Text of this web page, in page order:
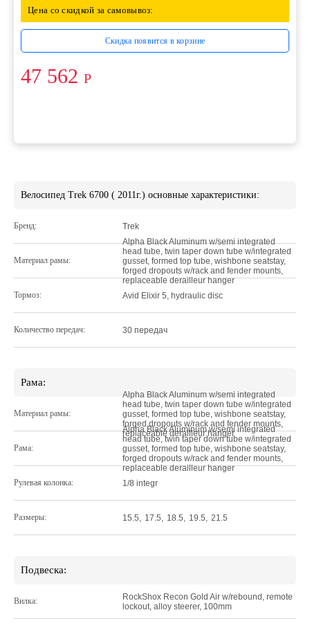
Цена со скидкой за самовывоз:
Скидка появится в корзине
47 562 Р
Велосипед Trek 6700 ( 2011г.) основные характеристики:
Бренд: Trek
Материал рамы:
Alpha Black Aluminum w/semi integrated
head tube, twin taper down tube w/integrated
gusset, formed top tube, wishbone seatstay,
forged dropouts w/rack and fender mounts,
replaceable derailleur hanger
Тормоз:
Avid Elixir 5, hydraulic disc
Количество передач: 30 передач
Рама:
Материал рамы:
Alpha Black Aluminum w/semi integrated
head tube, twin taper down tube w/integrated
gusset, formed top tube, wishbone seatstay,
forged dropouts w/rack and fender mounts,
replaceable derailleur hanger
Рама:
Alpha Black Aluminum w/semi integrated
head tube, twin taper down tube w/integrated
gusset, formed top tube, wishbone seatstay,
forged dropouts w/rack and fender mounts,
replaceable derailleur hanger
Рулевая колонка:
1/8 integr
Размеры: 15.5 17.5 18.5 19.5 21.5
Подвеска:
Вилка:
RockShox Recon Gold Air w/rebound, remote
lockout, alloy steerer, 100mm